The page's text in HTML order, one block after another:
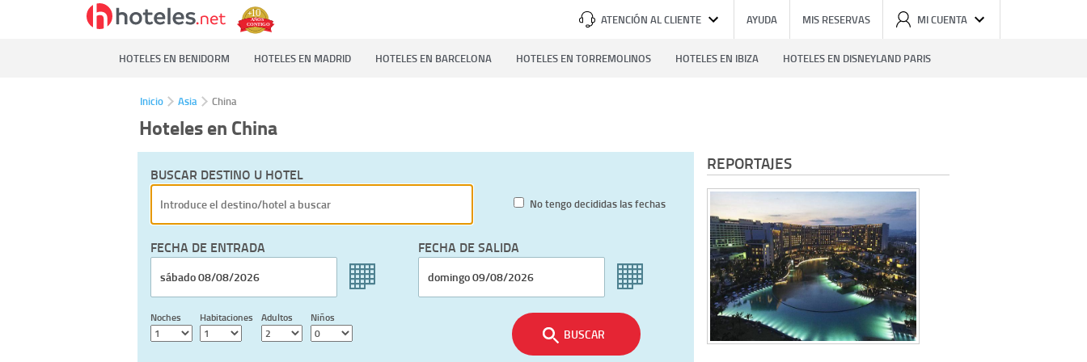
ATENCIÓN AL CLIENTE AYUDA MIS RESERVAS MI CUENTA
HOTELES EN BENIDORM HOTELES EN MADRID HOTELES EN BARCELONA HOTELES EN TORREMOLINOS HOTELES EN IBIZA HOTELES EN DISNEYLAND PARIS
Inicio Asia China
Hoteles en China
BUSCAR DESTINO U HOTEL
No tengo decididas las fechas
FECHA DE ENTRADA FECHA DE SALIDA
Noches Habitaciones Adultos Niños
BUSCAR
REPORTAJES